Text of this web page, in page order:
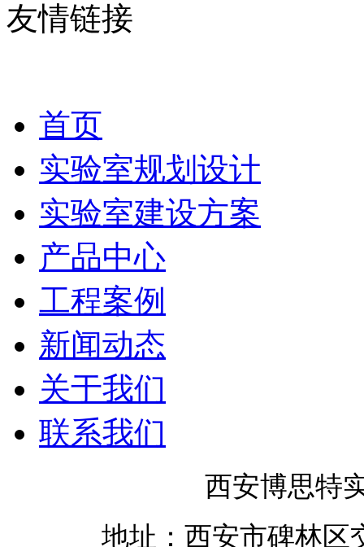
友情链接
首页
实验室规划设计
实验室建设方案
产品中心
工程案例
新闻动态
关于我们
联系我们
西安博思特
地址 ： 西安市碑林区